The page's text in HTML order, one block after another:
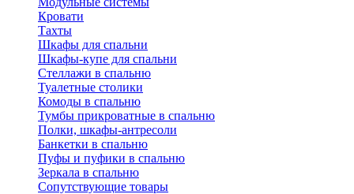
Кровати
Тахты
Шкафы для спальни
Шкафы-купе для спальни
Стеллажи в спальню
Туалетные столики
Комоды в спальню
Тумбы прикроватные в спальню
Полки, шкафы-антресоли
Банкетки в спальню
Пуфы и пуфики в спальню
Зеркала в спальню
Сопутствующие товары